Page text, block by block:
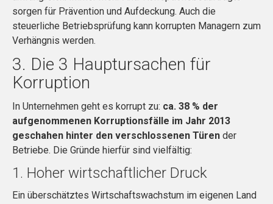
sorgen für Prävention und Aufdeckung. Auch die
steuerliche Betriebsprüfung kann korrupten Managern zum
Verhängnis werden.
3. Die 3 Hauptursachen für
Korruption
In Unternehmen geht es korrupt zu: ca. 38 % der
aufgenommenen Korruptionsfälle im Jahr 2013
geschahen hinter den verschlossenen Türen der
Betriebe. Die Gründe hierfür sind vielfältig:
1. Hoher wirtschaftlicher Druck
Ein überschätztes Wirtschaftswachstum im eigenen Land